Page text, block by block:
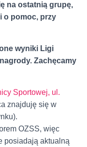
na ostatnią grupę,
o pomoc, przy
wyniki Ligi
Zachęcamy
Sportowej, ul.
znajduję się w
OZSS, więc
posiadają aktualną